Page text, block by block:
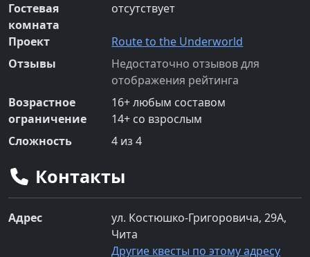
Гостевая
комната
отсутствует
Проект
Route to the Underworld
Отзывы
Недостаточно отзывов для
отображения рейтинга
Возрастное
ограничение
16+любым составом
14+ со взрослым
Сложность
4 из 4
Контакты
Адрес
ул. Костюшко-Григоровича, 29А,
Чита
Другие квесты по этому адресу